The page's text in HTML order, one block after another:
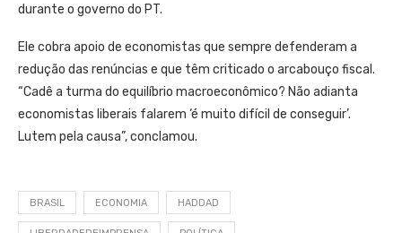
durante o governo do PT.
Ele cobra apoio de economistas que sempre defenderam a
redução das renúncias e que têm criticado o arcabouço fiscal.
“Cadê a turma do equilíbrio macroeconômico? Não adianta
economistas liberais falarem ‘é muito difícil de conseguir’.
Lutem pela causa”, conclamou.
BRASIL ECONOMIA HADDAD